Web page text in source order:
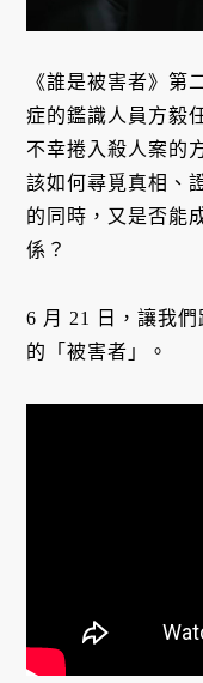
《誰是被害者》第
症的鑑識人員方毅
不幸捲入殺人案的
該如何尋覓真相、
的同時，又是否能
係？
6 月 21 日，讓我
的「被害者」。